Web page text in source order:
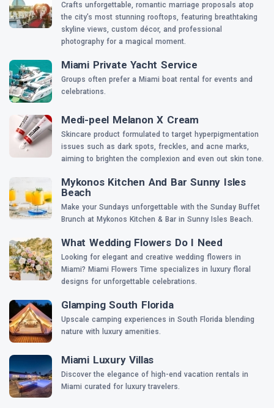
Crafts unforgettable, romantic marriage proposals atop
the city’s most stunning rooftops, featuring breathtaking
skyline views, custom décor, and professional
photography for a magical moment.
Miami Private Yacht Service
Groups often prefer a Miami boat rental for events and
celebrations.
Medi-peel Melanon X Cream
Skincare product formulated to target hyperpigmentation
issues such as dark spots, freckles, and acne marks,
aiming to brighten the complexion and even out skin tone.
Mykonos Kitchen And Bar Sunny Isles
Beach
Make your Sundays unforgettable with the Sunday Buffet
Brunch at Mykonos Kitchen & Bar in Sunny Isles Beach.
What Wedding Flowers Do I Need
Looking for elegant and creative wedding flowers in
Miami? Miami Flowers Time specializes in luxury floral
designs for unforgettable celebrations.
Glamping South Florida
Upscale camping experiences in South Florida blending
nature with luxury amenities.
Miami Luxury Villas
Discover the elegance of high-end vacation rentals in
Miami curated for luxury travelers.